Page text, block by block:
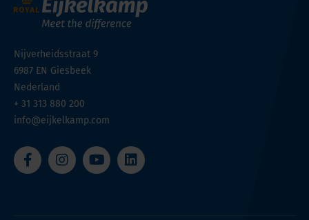
Nijverheidsstraat 9
6987 EN Giesbeek
Nederland
+ 31 313 880 200
info@eijkelkamp.com